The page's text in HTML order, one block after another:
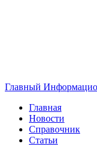
Главный
Главная
Новости
Справочник
Статьи